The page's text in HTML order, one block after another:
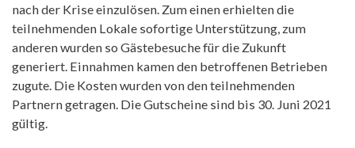
nach der Krise einzulösen. Zum einen erhielten die
teilnehmenden Lokale sofortige Unterstützung, zum
anderen wurden so Gästebesuche für die Zukunft
generiert. Einnahmen kamen den betroffenen Betrieben
zugute. Die Kosten wurden von den teilnehmenden
Partnern getragen. Die Gutscheine sind bis 30. Juni 2021
gültig.